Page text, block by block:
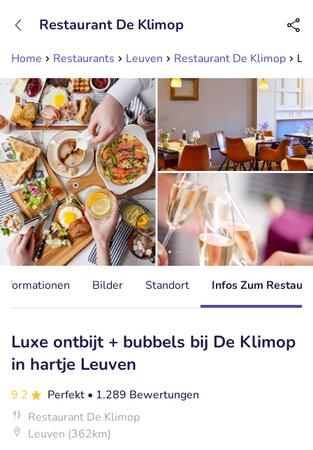
Erreichbar bis 23:00 Uhr (max 0,09€/Min)
Home Restaurants Leuven Restaurant De Klimop
Restaurant De Klimop
Informationen Bilder Standort Infos Zum
Luxe ontbijt + bubbels bij De Klimop
in hartje Leuven
9.2 Perfekt • 1.289 Bewertungen
Restaurant De Klimop
Leuven (362km)